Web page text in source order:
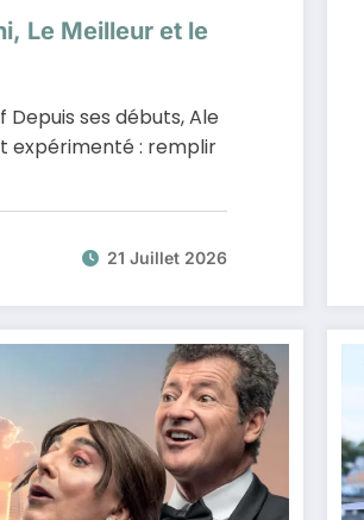
Le Meilleur et le
Depuis ses débuts, Ale
expérimenté : remplir
21 Juillet 2026